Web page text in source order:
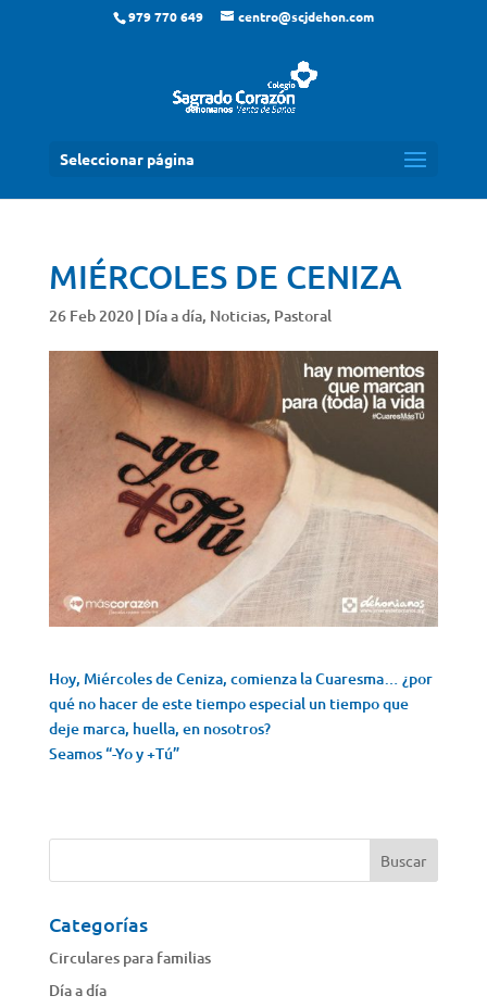
979 770 649 centro@scjdehon.com
Seleccionar página
MIÉRCOLES DE CENIZA
26 Feb 2020| Día a día, Noticias, Pastoral
Hoy, Miércoles de Ceniza, comienza la Cuaresma… ¿por
qué no hacer de este tiempo especial un tiempo que
deje marca, huella, en nosotros?
Seamos “-Yo y +Tú”
Categorías
Circulares para familias
Día a día